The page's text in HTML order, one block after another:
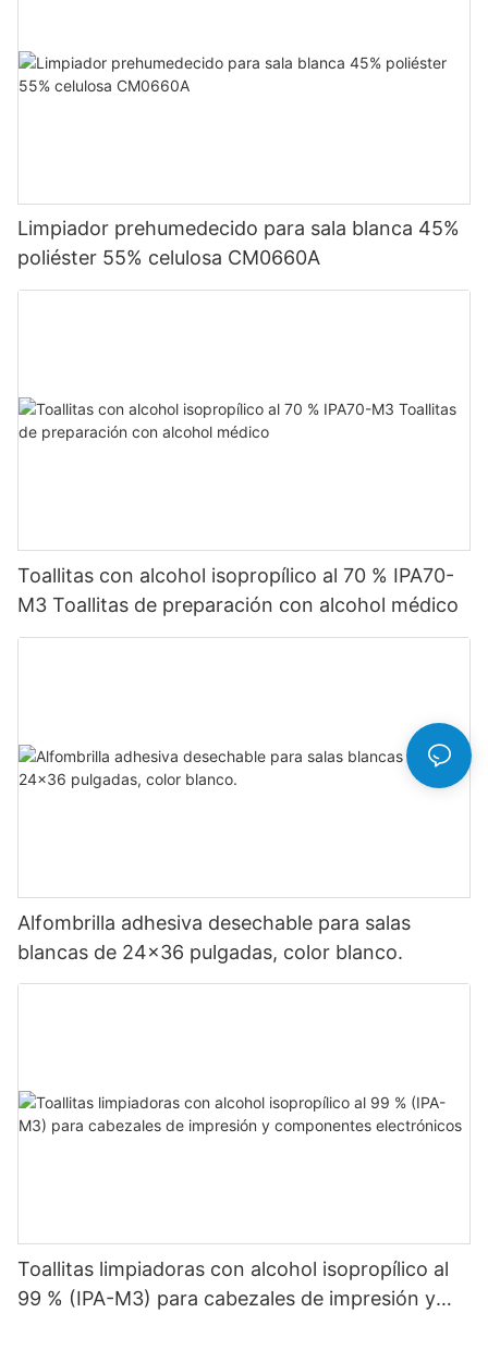
Limpiador prehumedecido para sala blanca 45%
poliéster 55% celulosa CM0660A
Toallitas con alcohol isopropílico al 70 % IPA70-
M3 Toallitas de preparación con alcohol médico
Alfombrilla adhesiva desechable para salas
blancas de 24x36 pulgadas, color blanco.
Toallitas limpiadoras con alcohol isopropílico al
99 % (IPA-M3) para cabezales de impresión y